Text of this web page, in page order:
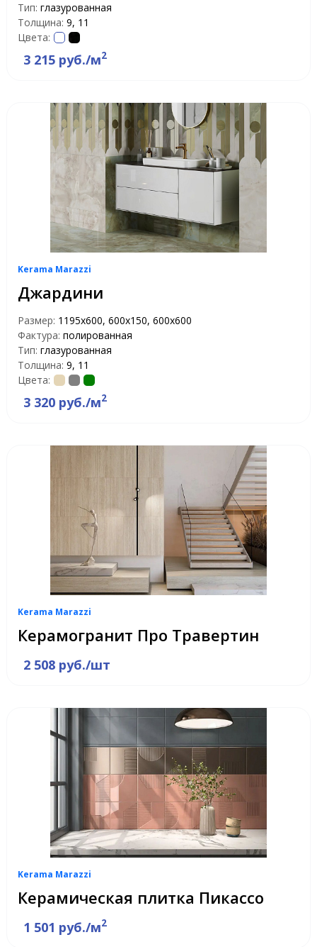
Тип: глазурованная
Толщина: 9, 11
Цвета:
3 215 руб./м2
Kerama Marazzi
Джардини
Размер: 1195x600, 600x150, 600x600
Фактура: полированная
Тип: глазурованная
Толщина: 9, 11
Цвета:
3 320 руб./м2
Kerama Marazzi
Керамогранит Про Травертин
2 508 руб./шт
Kerama Marazzi
Керамическая плитка Пикассо
1 501 руб./м2